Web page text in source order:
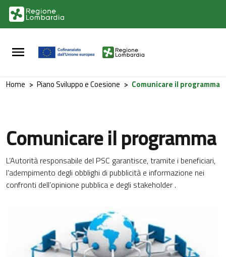
Vai al contenuto principale
Vai al footer
Home > Piano Sviluppo e Coesione > Comunicare il programma
Comunicare il programma
L’Autorità responsabile del PSC garantisce, tramite i beneficiari,
l’adempimento degli obblighi di pubblicità e informazione nei
confronti dell’opinione pubblica e degli stakeholder .